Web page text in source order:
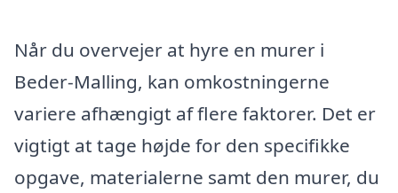
Når du overvejer at hyre en murer i
Beder-Malling, kan omkostningerne
variere afhængigt af flere faktorer. Det er
vigtigt at tage højde for den specifikke
opgave, materialerne samt den murer, du